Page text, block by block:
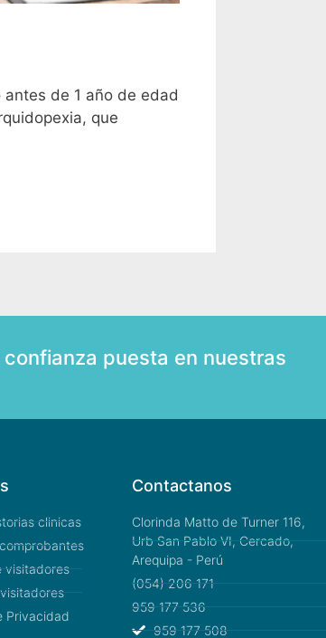
de 1 año de edad
que
puesta en nuestras
clinicas
visitadores
Privacidad
Contactanos
Clorinda Matto de Turner 116,
Urb San Pablo VI, Cercado,
Arequipa - Perú
(054) 206 171
959 177 536
959 177 508